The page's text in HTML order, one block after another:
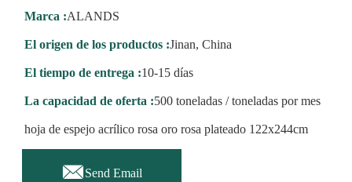
Marca :ALANDS
El origen de los productos :Jinan, China
El tiempo de entrega :10-15 días
La capacidad de oferta :500 toneladas / toneladas por mes
hoja de espejo acrílico rosa oro rosa plateado 122x244cm
Send Email